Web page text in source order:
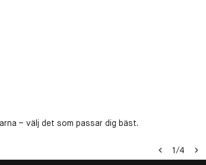
– välj det som passar dig bäst.
1/4